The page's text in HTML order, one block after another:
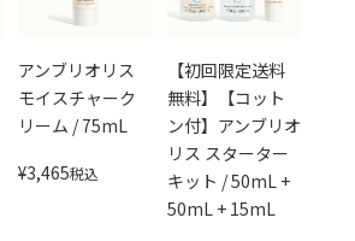
アンブリオリス
モイスチャーク
リーム / 75mL
¥3,465税込
【初回限定送料
無料】【コット
ン付】アンブリオ
リス スターター
キット / 50mL +
50mL + 15mL